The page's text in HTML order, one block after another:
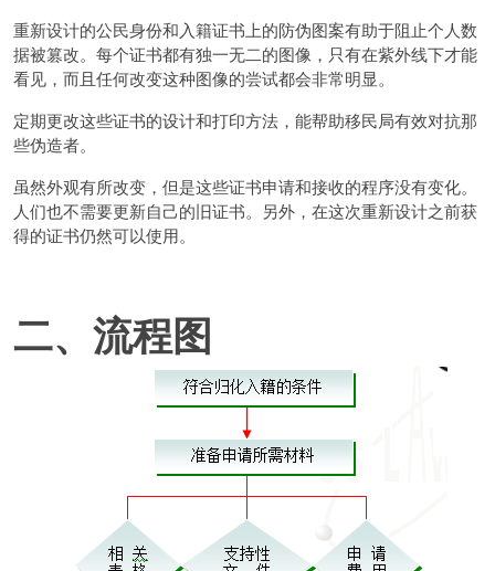
重新设计的公民身份和入籍证书上的防伪图案有助于阻止个人数
据被篡改。每个证书都有独一无二的图像，只有在紫外线下才能
看见，而且任何改变这种图像的尝试都会非常明显。
定期更改这些证书的设计和打印方法，能帮助移民局有效对抗那
些伪造者。
虽然外观有所改变，但是这些证书申请和接收的程序没有变化。
人们也不需要更新自己的旧证书。另外，在这次重新设计之前获
得的证书仍然可以使用。
二、流程图